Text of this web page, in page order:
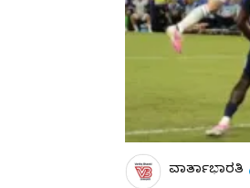
ವಾರ್ತಾಭಾರತಿ